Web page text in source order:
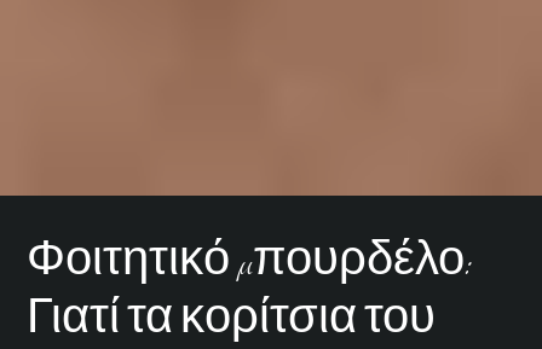
Φοιτητικό μπουρδέλο:
Γιατί τα κορίτσια του